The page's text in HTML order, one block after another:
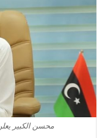
محسن الكبير